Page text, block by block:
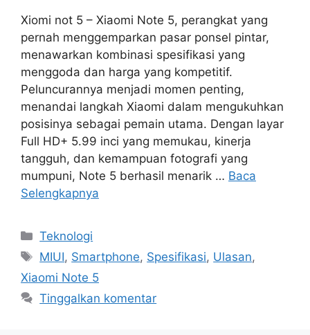
Xiomi not 5 – Xiaomi Note 5, perangkat yang
pernah menggemparkan pasar ponsel pintar,
menawarkan kombinasi spesifikasi yang
menggoda dan harga yang kompetitif.
Peluncurannya menjadi momen penting,
menandai langkah Xiaomi dalam mengukuhkan
posisinya sebagai pemain utama. Dengan layar
Full HD+ 5.99 inci yang memukau, kinerja
tangguh, dan kemampuan fotografi yang
mumpuni, Note 5 berhasil menarik … Baca
Selengkapnya
Kategori
Teknologi
Tag
MIUI, Smartphone, Spesifikasi, Ulasan,
Xiaomi Note 5
Tinggalkan komentar